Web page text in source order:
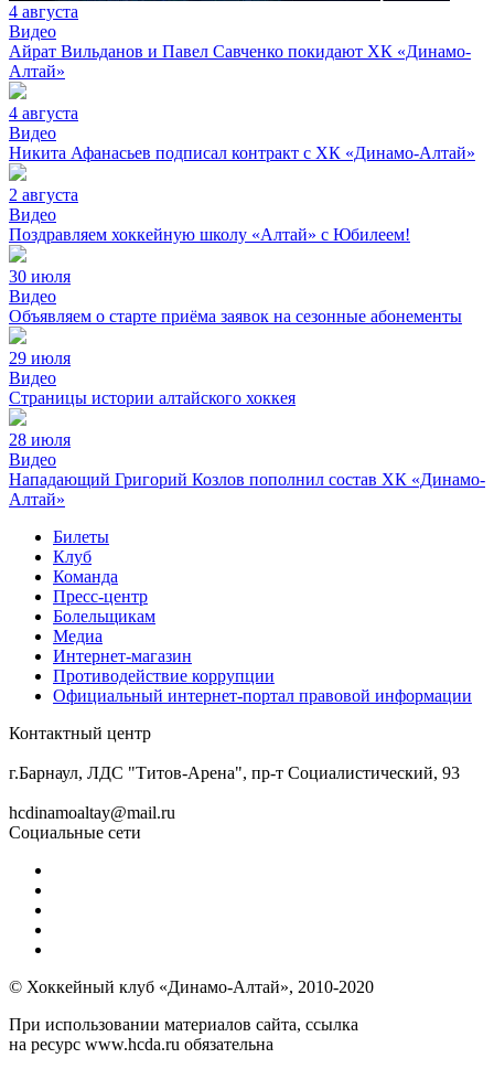
4 августа
Видео
Айрат Вильданов и Павел Савченко покидают ХК «Динамо-
Алтай»
4 августа
Видео
Никита Афанасьев подписал контракт с ХК «Динамо-Алтай»
2 августа
Видео
Поздравляем хоккейную школу «Алтай» с Юбилеем!
30 июля
Видео
Объявляем о старте приёма заявок на сезонные абонементы
29 июля
Видео
Страницы истории алтайского хоккея
28 июля
Видео
Нападающий Григорий Козлов пополнил состав ХК «Динамо-
Алтай»
Билеты
Клуб
Команда
Пресс-центр
Болельщикам
Медиа
Интернет-магазин
Противодействие коррупции
Официальный интернет-портал правовой информации
Контактный центр
г.Барнаул, ЛДС "Титов-Арена", пр-т Социалистический, 93
hcdinamoaltay@mail.ru
Социальные сети
© Хоккейный клуб «Динамо-Алтай», 2010-2020
При использовании материалов сайта, ссылка
на ресурс www.hcda.ru обязательна